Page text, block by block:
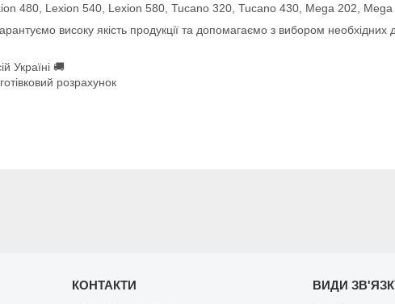
480, Lexion 540, Lexion 580, Tucano 320, Tucano 430, Mega 202,
високу якість продукції та допомагаємо з вибором необхідних
Україні 🚚
розрахунок